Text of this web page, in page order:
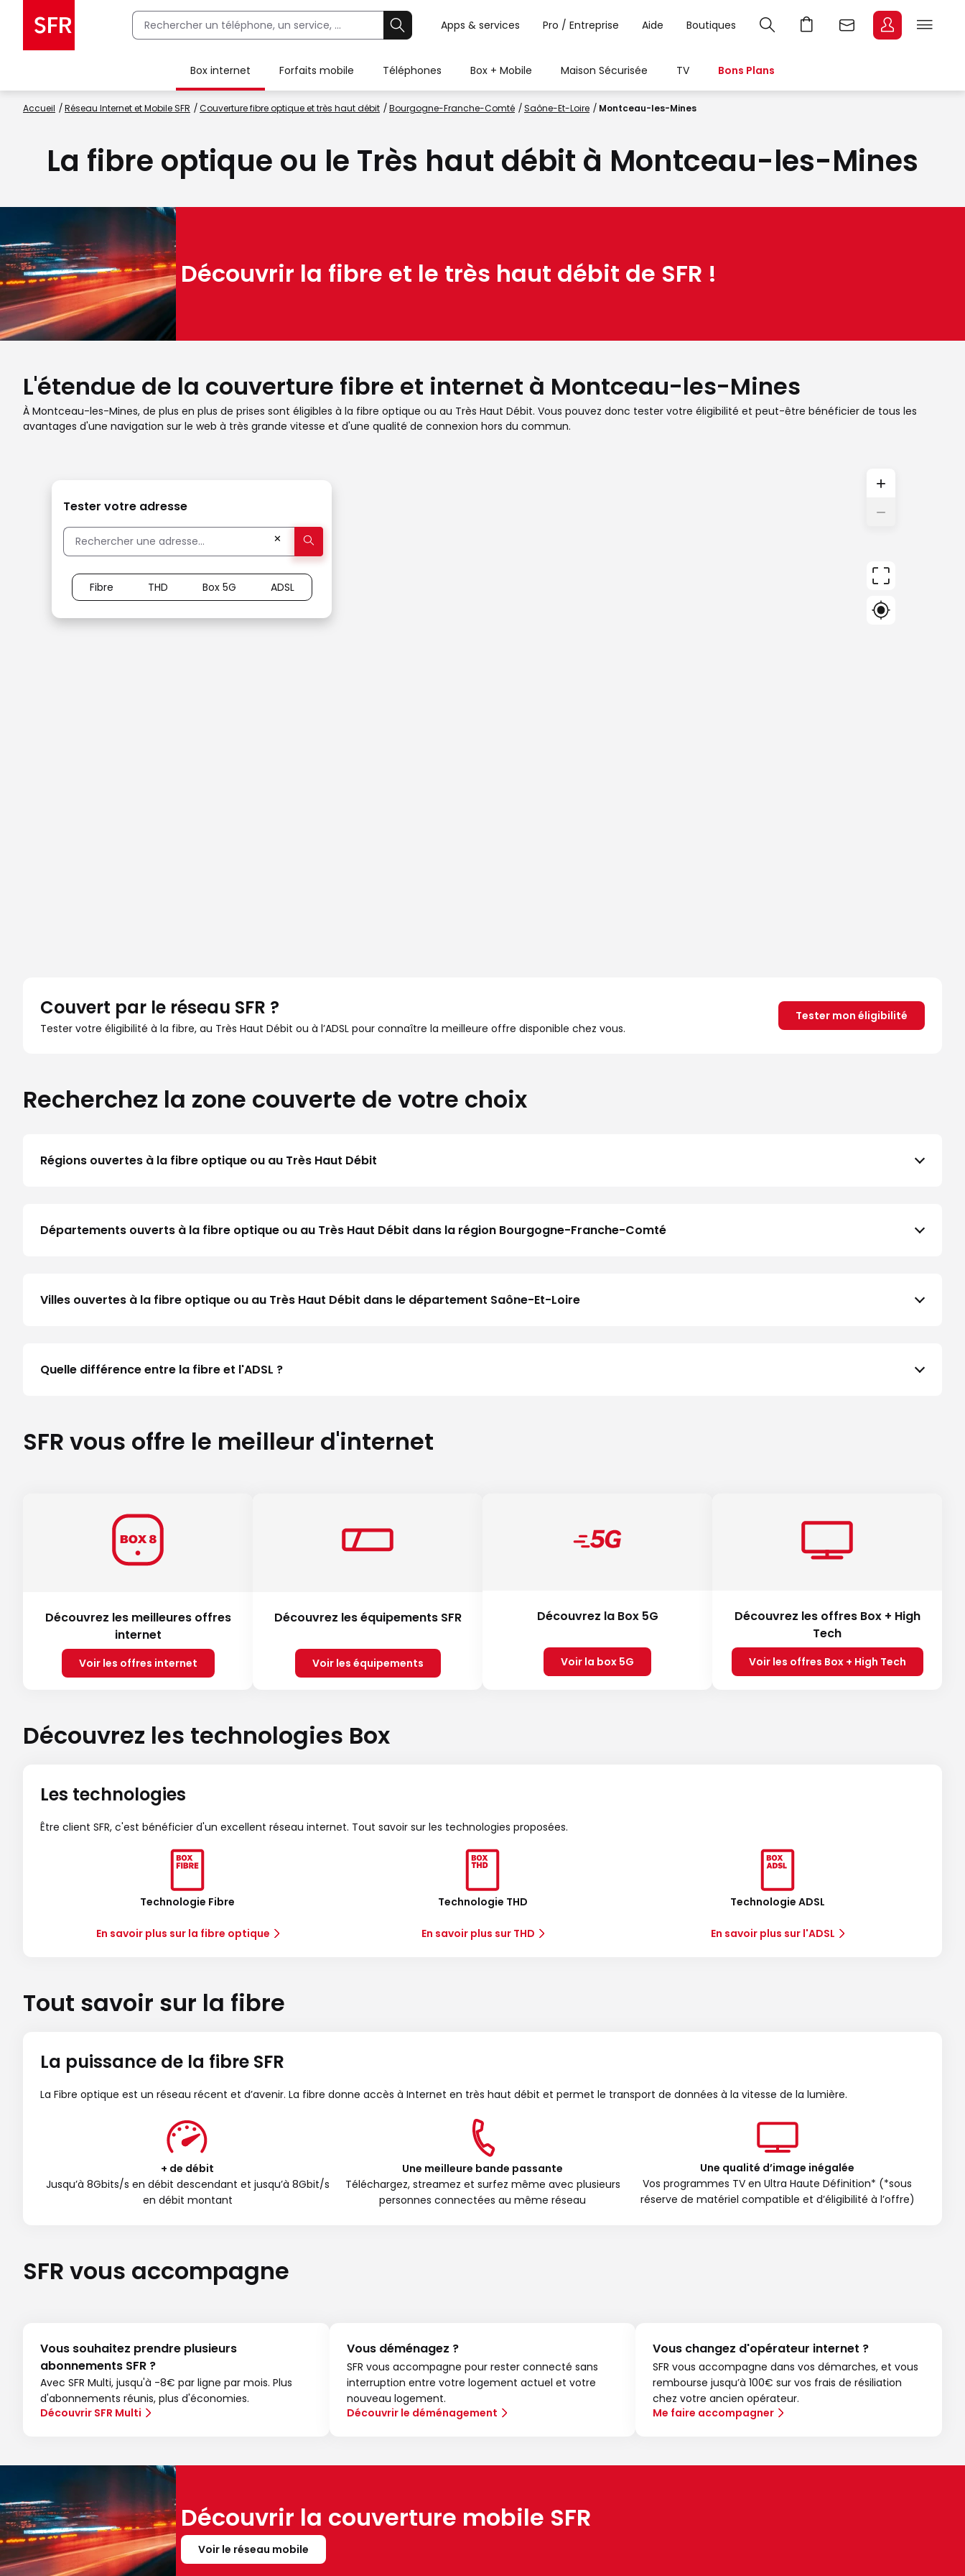
Apps & services Pro / Entreprise Aide Boutiques
Box internet Forfaits mobile Téléphones Box + Mobile Maison Sécurisée TV Bons Plans
Accueil Réseau Internet et Mobile SFR Couverture fibre optique et très haut débit Bourgogne-Franche-Comté Saône-Et-Loire Montceau-les-Mines
La fibre optique ou le Très haut débit à Montceau-les-Mines
Découvrir la fibre et le très haut débit de SFR !
L'étendue de la couverture fibre et internet à Montceau-les-Mines
À Montceau-les-Mines, de plus en plus de prises sont éligibles à la fibre optique ou au Très Haut Débit. Vous pouvez donc tester votre éligibilité et peut-être bénéficier de tous les
avantages d'une navigation sur le web à très grande vitesse et d'une qualité de connexion hors du commun.
+
−
Tester votre adresse
✕
Fibre THD Box 5G ADSL
Couvert par le réseau SFR ?
Tester votre éligibilité à la fibre, au Très Haut Débit ou à l’ADSL pour connaître la meilleure offre disponible chez vous.
Tester mon éligibilité
Recherchez la zone couverte de votre choix
Régions ouvertes à la fibre optique ou au Très Haut Débit
Départements ouverts à la fibre optique ou au Très Haut Débit dans la région Bourgogne-Franche-Comté
Villes ouvertes à la fibre optique ou au Très Haut Débit dans le département Saône-Et-Loire
Quelle différence entre la fibre et l'ADSL ?
SFR vous offre le meilleur d'internet
Découvrez les meilleures offres
internet
Voir les offres internet
Découvrez les équipements SFR
Voir les équipements
Découvrez la Box 5G
Voir la box 5G
Découvrez les offres Box + High
Tech
Voir les offres Box + High Tech
Découvrez les technologies Box
Les technologies
Être client SFR, c'est bénéficier d'un excellent réseau internet. Tout savoir sur les technologies proposées.
Technologie Fibre
En savoir plus sur la fibre optique
Technologie THD
En savoir plus sur THD
Technologie ADSL
En savoir plus sur l'ADSL
Tout savoir sur la fibre
La puissance de la fibre SFR
La Fibre optique est un réseau récent et d’avenir. La fibre donne accès à Internet en très haut débit et permet le transport de données à la vitesse de la lumière.
+ de débit
Jusqu’à 8Gbits/s en débit descendant et jusqu’à 8Gbit/s
en débit montant
Une meilleure bande passante
Téléchargez, streamez et surfez même avec plusieurs
personnes connectées au même réseau
Une qualité d’image inégalée
Vos programmes TV en Ultra Haute Définition* (*sous
réserve de matériel compatible et d’éligibilité à l’offre)
SFR vous accompagne
Vous souhaitez prendre plusieurs
abonnements SFR ?
Avec SFR Multi, jusqu'à -8€ par ligne par mois. Plus
d'abonnements réunis, plus d'économies.
Découvrir SFR Multi
Vous déménagez ?
SFR vous accompagne pour rester connecté sans
interruption entre votre logement actuel et votre
nouveau logement.
Découvrir le déménagement
Vous changez d'opérateur internet ?
SFR vous accompagne dans vos démarches, et vous
rembourse jusqu’à 100€ sur vos frais de résiliation
chez votre ancien opérateur.
Me faire accompagner
Découvrir la couverture mobile SFR
Voir le réseau mobile